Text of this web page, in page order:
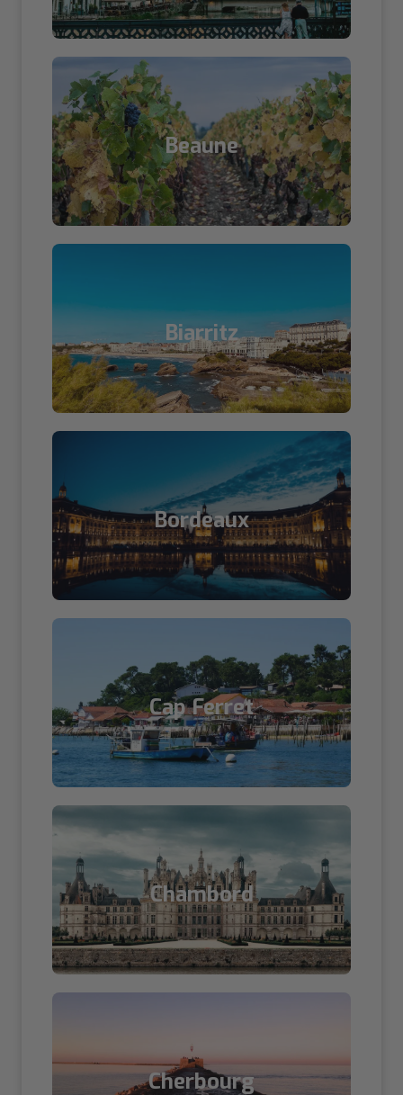
Beaune
Biarritz
Bordeaux
Cap Ferret
Chambord
Cherbourg